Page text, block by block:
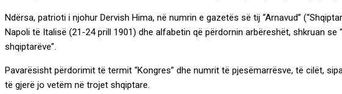
Ndërsa, patrioti i njohur Dervish Hima, në numrin e gazetës së tij “Arnavud”
Napoli të Italisë (21-24 prill 1901) dhe alfabetin që përdornin arbëreshët, shkruan
shqiptarëve”.
Pavarësisht përdorimit të termit “Kongres” dhe numrit të pjesëmarrësve, të cilët,
të gjerë jo vetëm në trojet shqiptare.